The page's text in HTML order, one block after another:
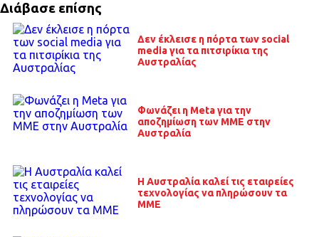
Διάβασε επίσης
Δεν έκλεισε η πόρτα των social
media για τα πιτσιρίκια της
Αυστραλίας
Φωνάζει η Meta για την
αποζημίωση των ΜΜΕ στην
Αυστραλία
Η Αυστραλία καλεί τις εταιρείες
τεχνολογίας να πληρώσουν τα
ΜΜΕ